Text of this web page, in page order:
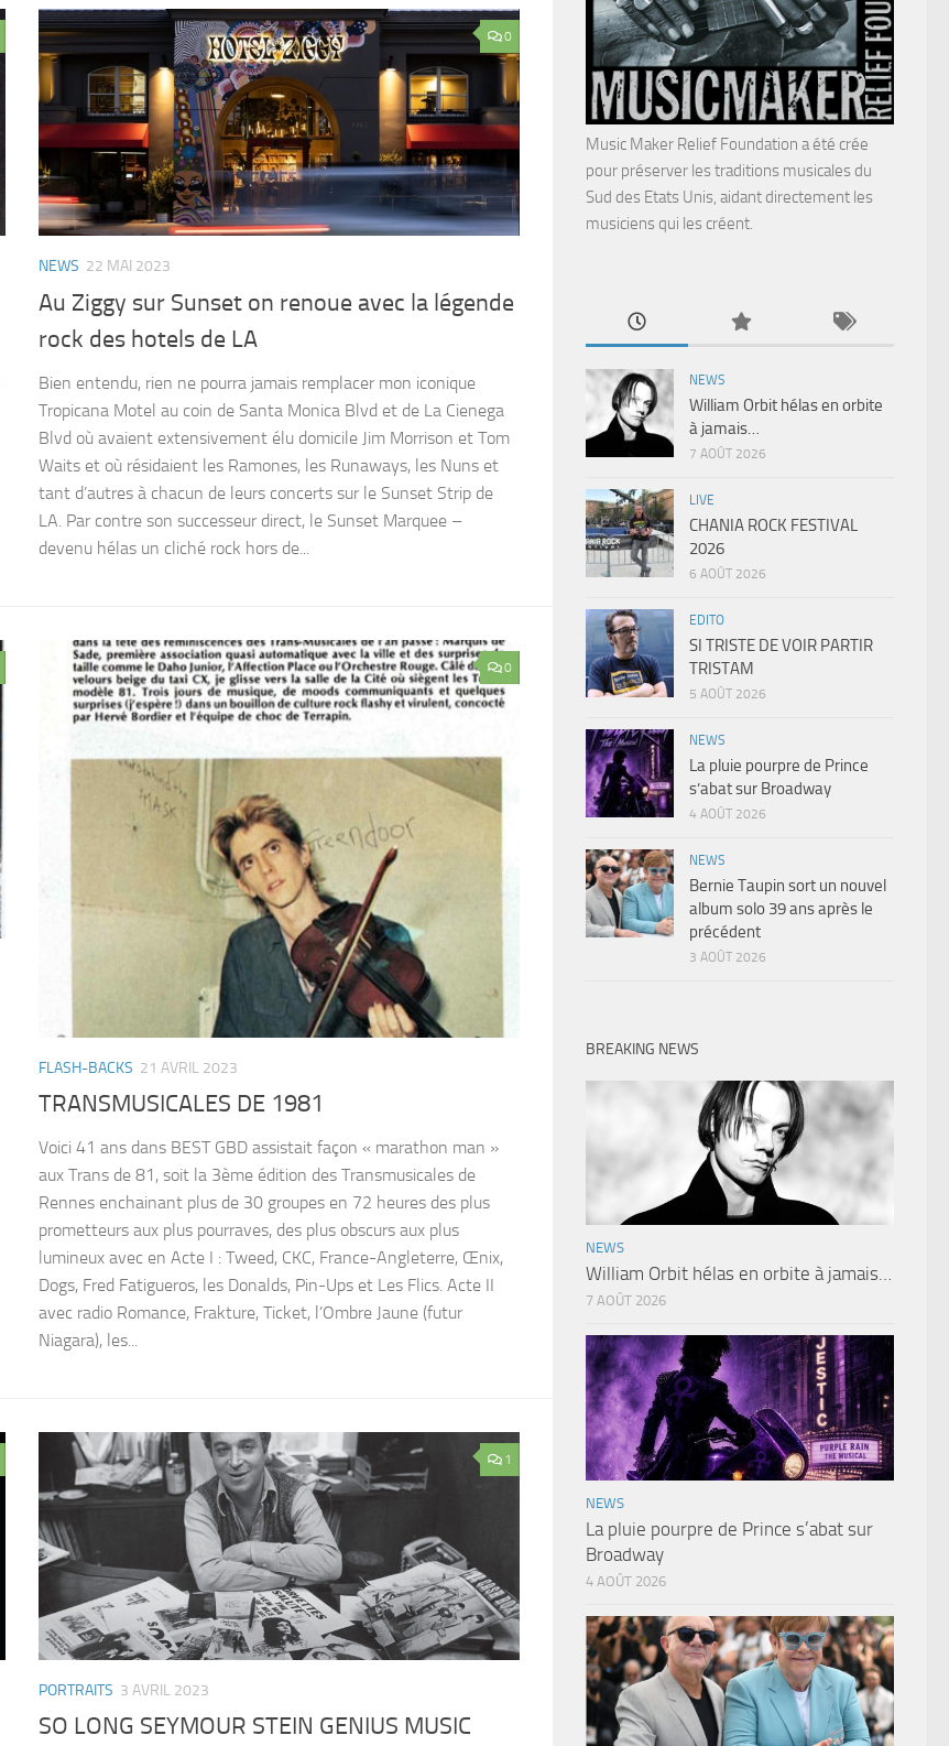
0
NEWS 22 MAI 2023
Au Ziggy sur Sunset on renoue avec la légende
rock des hotels de LA
Bien entendu, rien ne pourra jamais remplacer mon iconique
Tropicana Motel au coin de Santa Monica Blvd et de La Cienega
Blvd où avaient extensivement élu domicile Jim Morrison et Tom
Waits et où résidaient les Ramones, les Runaways, les Nuns et
tant d’autres à chacun de leurs concerts sur le Sunset Strip de
LA. Par contre son successeur direct, le Sunset Marquee –
devenu hélas un cliché rock hors de...
0
FLASH-BACKS 21 AVRIL 2023
TRANSMUSICALES DE 1981
Voici 41 ans dans BEST GBD assistait façon « marathon man »
aux Trans de 81, soit la 3ème édition des Transmusicales de
Rennes enchainant plus de 30 groupes en 72 heures des plus
prometteurs aux plus pourraves, des plus obscurs aux plus
lumineux avec en Acte I : Tweed, CKC, France-Angleterre, Œnix,
Dogs, Fred Fatigueros, les Donalds, Pin-Ups et Les Flics. Acte II
avec radio Romance, Frakture, Ticket, l’Ombre Jaune (futur
Niagara), les...
1
PORTRAITS 3 AVRIL 2023
SO LONG SEYMOUR STEIN GENIUS MUSIC
Music Maker Relief Foundation a été crée
pour préserver les traditions musicales du
Sud des Etats Unis, aidant directement les
musiciens qui les créent.
NEWS
William Orbit hélas en orbite
à jamais…
7 AOÛT 2026
LIVE
CHANIA ROCK FESTIVAL
2026
6 AOÛT 2026
EDITO
SI TRISTE DE VOIR PARTIR
TRISTAM
5 AOÛT 2026
NEWS
La pluie pourpre de Prince
s’abat sur Broadway
4 AOÛT 2026
NEWS
Bernie Taupin sort un nouvel
album solo 39 ans après le
précédent
3 AOÛT 2026
BREAKING NEWS
NEWS
William Orbit hélas en orbite à jamais…
7 AOÛT 2026
NEWS
La pluie pourpre de Prince s’abat sur
Broadway
4 AOÛT 2026